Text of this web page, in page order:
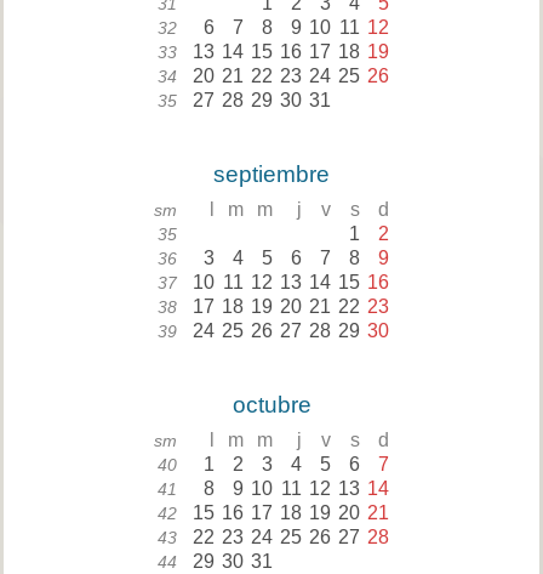
32 6 7 8 9 10 11 12
33 13 14 15 16 17 18 19
34 20 21 22 23 24 25 26
35 27 28 29 30 31
septiembre
sm m m j v s d
35 1 2
36 3 4 5 6 7 8 9
37 10 11 12 13 14 15 16
38 17 18 19 20 21 22 23
39 24 25 26 27 28 29 30
octubre
sm m m j v s d
40 1 2 3 4 5 6 7
41 8 9 10 11 12 13 14
42 15 16 17 18 19 20 21
43 22 23 24 25 26 27 28
44 29 30 31